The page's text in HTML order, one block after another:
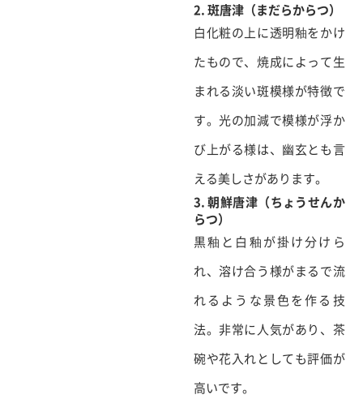
2. 斑唐津（まだらからつ）
白化粧の上に透明釉をかけ
たもので、焼成によって生
まれる淡い斑模様が特徴で
す。光の加減で模様が浮か
び上がる様は、幽玄とも言
える美しさがあります。
3. 朝鮮唐津（ちょうせんか
らつ）
黒釉と白釉が掛け分けら
れ、溶け合う様がまるで流
れるような景色を作る技
法。非常に人気があり、茶
碗や花入れとしても評価が
高いです。